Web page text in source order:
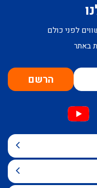
לפני כולם
באתר
הרשם